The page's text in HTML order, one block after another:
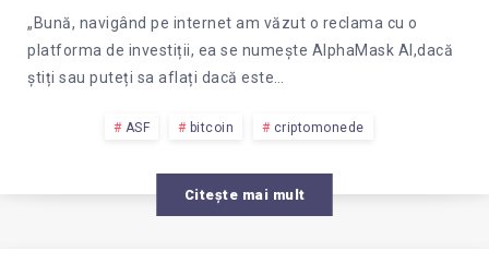
„Bună, navigând pe internet am văzut o reclama cu o
platforma de investiții, ea se numește AlphaMask AI,dacă
știți sau puteți sa aflați dacă este…
ASF bitcoin criptomonede
Citește mai mult